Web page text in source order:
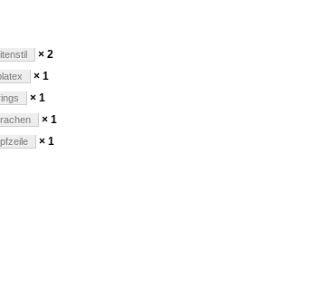
× 2
× 1
× 1
× 1
× 1